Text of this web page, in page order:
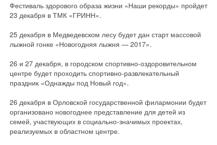
Фестиваль здорового образа жизни «Наши рекорды» пройдет
23 декабря в ТМК «ГРИНН».
25 декабря в Медведевском лесу будет дан старт массовой
лыжной гонке «Новогодняя лыжня — 2017».
26 и 27 декабря, в городском спортивно-оздоровительном
центре будет проходить спортивно-развлекательный
праздник «Однажды под Новый год».
26 декабря в Орловской государственной филармонии будет
организовано новогоднее представление для детей из
семей, участвующих в социально-значимых проектах,
реализуемых в областном центре.